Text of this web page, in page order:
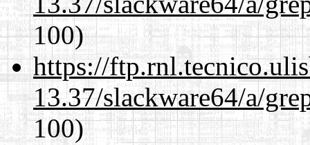
100)
https://
13.37/slackware64/a/
100)